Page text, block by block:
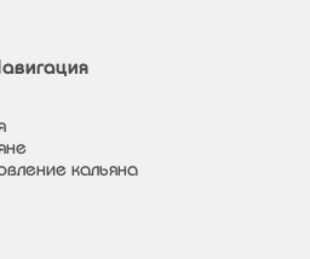
кальяна